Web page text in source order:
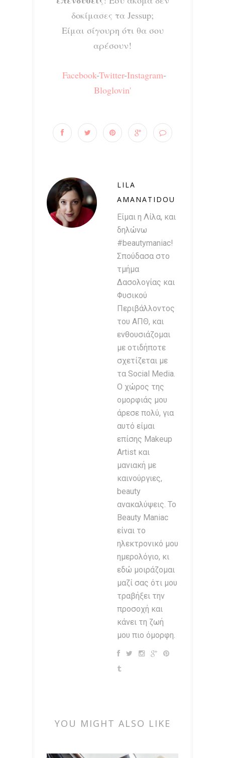
δοκίμασες τα Jessup;
Είμαι σίγουρη ότι θα σου
αρέσουν!
Facebook-Twitter-Instagram-
Bloglovin'
LILA
AMANATIDOU
Είμαι η Λίλα, και
δηλώνω
#beautymaniac!
Σπούδασα στο
τμήμα
Δασολογίας και
Φυσικού
Περιβάλλοντος
του ΑΠΘ, και
ενθουσιάζομαι
με οτιδήποτε
σχετίζεται με
τα Social Media.
Ο χώρος της
ομορφιάς μου
άρεσε πολύ, για
αυτό είμαι
επίσης Makeup
Artist και
μανιακή με
καινούργιες,
beauty
ανακαλύψεις. Το
Beauty Maniac
είναι το
ηλεκτρονικό μου
ημερολόγιο, κι
εδώ μοιράζομαι
μαζί σας ότι μου
τραβήξει την
προσοχή και
κάνει τη ζωή
μου πιο όμορφη.
YOU MIGHT ALSO LIKE